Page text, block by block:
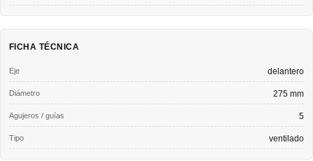
FICHA TÉCNICA
Eje delantero
Diámetro 275 mm
Agujeros / guías 5
Tipo ventilado